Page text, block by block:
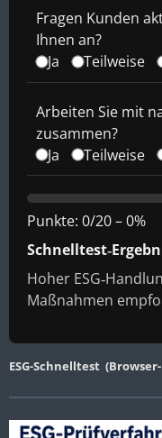
Fragen Kunden
Ihnen an?
Ja
Teilweise
Arbeiten Sie mit
zusammen?
Ja
Teilweise
Punkte: 0/20–0%
Hoher
Maßnahmen
ESG-Schnelltest